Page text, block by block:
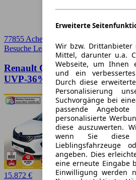
Erweiterte
Wir bzw. Drittanbieter
Mittel, darunter u.a.
Webseite, um Ihnen
und ein
Durch diese
Personalisierung
Suchvorgänge bei
passende
personalisierte
diese auszuwerten.
wenn Sie diese
Lieblingsfahrzeuge
angeben. Dies
eine erneute Eingabe
Einwilligung werden
77855 Achern
Besuche Leasingmarkt➚
Renault Clio V 1.0 TCe 90
UVP-36%*
15.872 €